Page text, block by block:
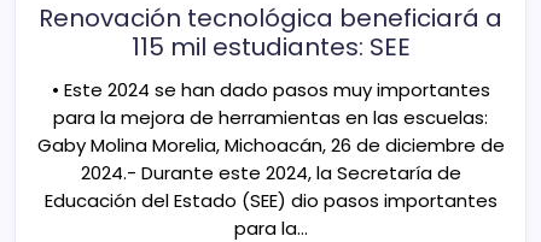
Renovación tecnológica beneficiará a
115 mil estudiantes: SEE
• Este 2024 se han dado pasos muy importantes
para la mejora de herramientas en las escuelas:
Gaby Molina Morelia, Michoacán, 26 de diciembre de
2024.- Durante este 2024, la Secretaría de
Educación del Estado (SEE) dio pasos importantes
para la…